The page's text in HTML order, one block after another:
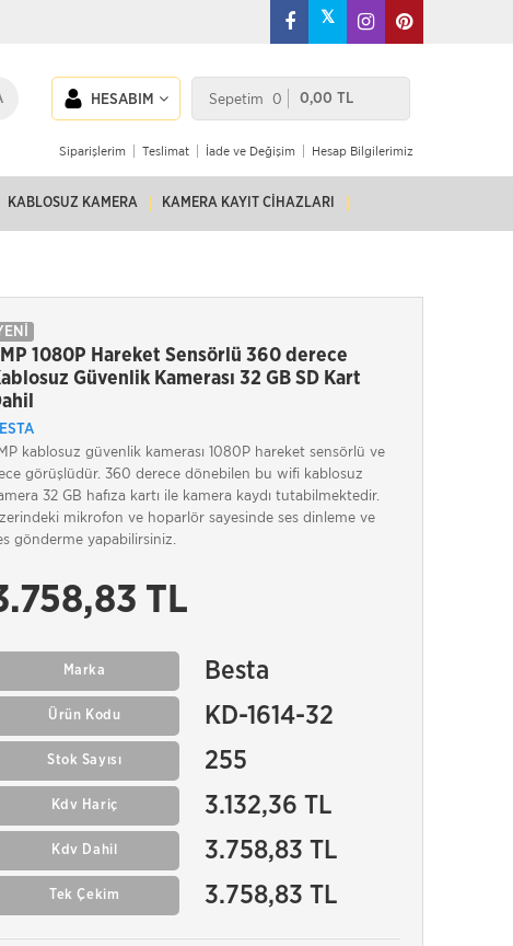
𝕏
HESABIM Sepetim 0 0,00 TL
Siparişlerim Teslimat İade ve Değişim Hesap Bilgilerimiz
KABLOSUZ KAMERA KAMERA KAYIT CIHAZLARI
1080P Hareket Sensörlü 360 derece
Güvenlik Kamerası 32 GB SD Kart
kablosuz güvenlik kamerası 1080P hareket sensörlü ve
görüşlüdür. 360 derece dönebilen bu wifi kablosuz
32 GB hafıza kartı ile kamera kaydı tutabilmektedir.
mikrofon ve hoparlör sayesinde ses dinleme ve
gönderme yapabilirsiniz.
TL
Marka Besta
Ürün Kodu KD-1614-32
Stok Sayısı 255
Kdv Hariç 3.132,36 TL
Kdv Dahil 3.758,83 TL
Tek Çekim 3.758,83 TL